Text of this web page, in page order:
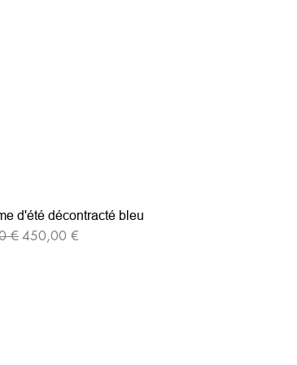
d'été décontracté bleu
€Prix promotionnel
450,00 €